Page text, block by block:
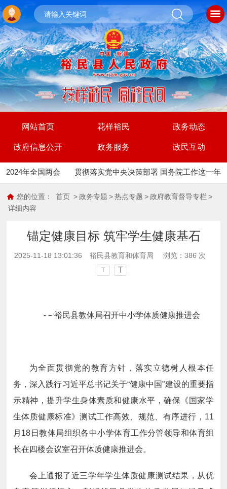
网站首页 花样裕民 政务动态
政府信息公开 政务服务 政民互动
2024年全国两会 贯彻落实党中央决策部署 国务院工作这一年
您的位置： 首页 > 政务专题 > 热点专题 > 政府教育督导专栏 >
详细内容
锚定健康目标 筑牢学生健康基石
2025-11-18 13:01:36 裕民县教育和体育局 浏览： 386 次
T T
-－裕民县教体局召开中小学体质健康推进会
为全面贯彻党的教育方针，落实立德树人根本任
务，深入践行习近平总书记关于“健康中国”建设的重要指
示精神，提升学生身体素质和健康水平，确保《国家学
生体质健康标准》测试工作高效、规范、有序进行，11
月18日教体局组织各中小学体育工作分管领导和体育组
长在四楼会议室召开体质健康推进会。
会上通报了近三学年学生体质健康测试结果，从优